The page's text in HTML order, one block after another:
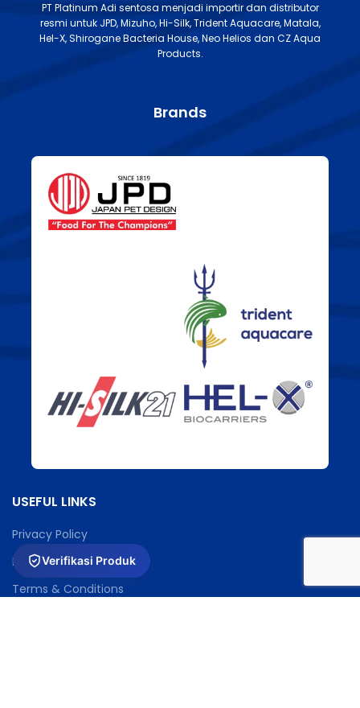
PT Platinum Adi sentosa menjadi importir dan distributor
resmi untuk JPD, Mizuho, Hi-Silk, Trident Aquacare, Matala,
Hel-X, Shirogane Bacteria House, Neo Helios dan CZ Aqua
Products.
Brands
USEFUL LINKS
Privacy Policy
Returns
Terms & Conditions
Verifikasi Produk